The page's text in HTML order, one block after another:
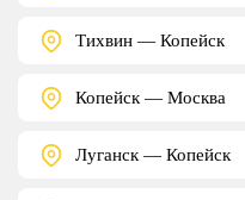
Тихвин — Копейск
Копейск — Москва
Луганск — Копейск